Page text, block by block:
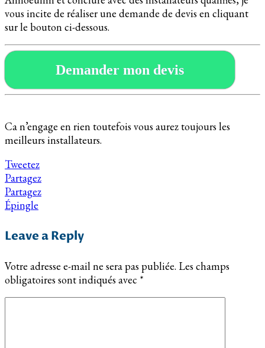
vous incite de réaliser une demande de devis en cliquant
sur le bouton ci-dessous.
Demander mon devis
Ca n’engage en rien toutefois vous aurez toujours les
meilleurs installateurs.
Tweetez
Partagez
Partagez
Épingle
Leave a Reply
Votre adresse e-mail ne sera pas publiée. Les champs
obligatoires sont indiqués avec *